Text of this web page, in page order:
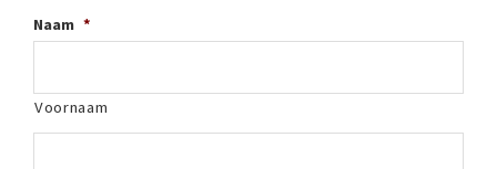
Naam *
Voornaam